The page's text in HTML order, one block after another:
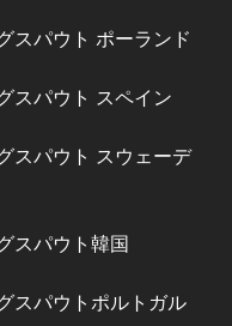
スパウト ポーランド
スパウト スペイン
スパウト スウェーデ
スパウト韓国
スパウトポルトガル